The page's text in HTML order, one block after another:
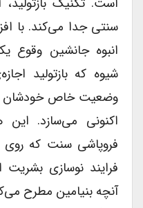
سنتی جدا می‌کند. با
انبوه جانشین وقوع
شیوه که بازتولید
وضعیت خاص خودشان را
اکنونی می‌سازد. این
فروپاشی سنت که روی
آنچه بنیامین مطرح